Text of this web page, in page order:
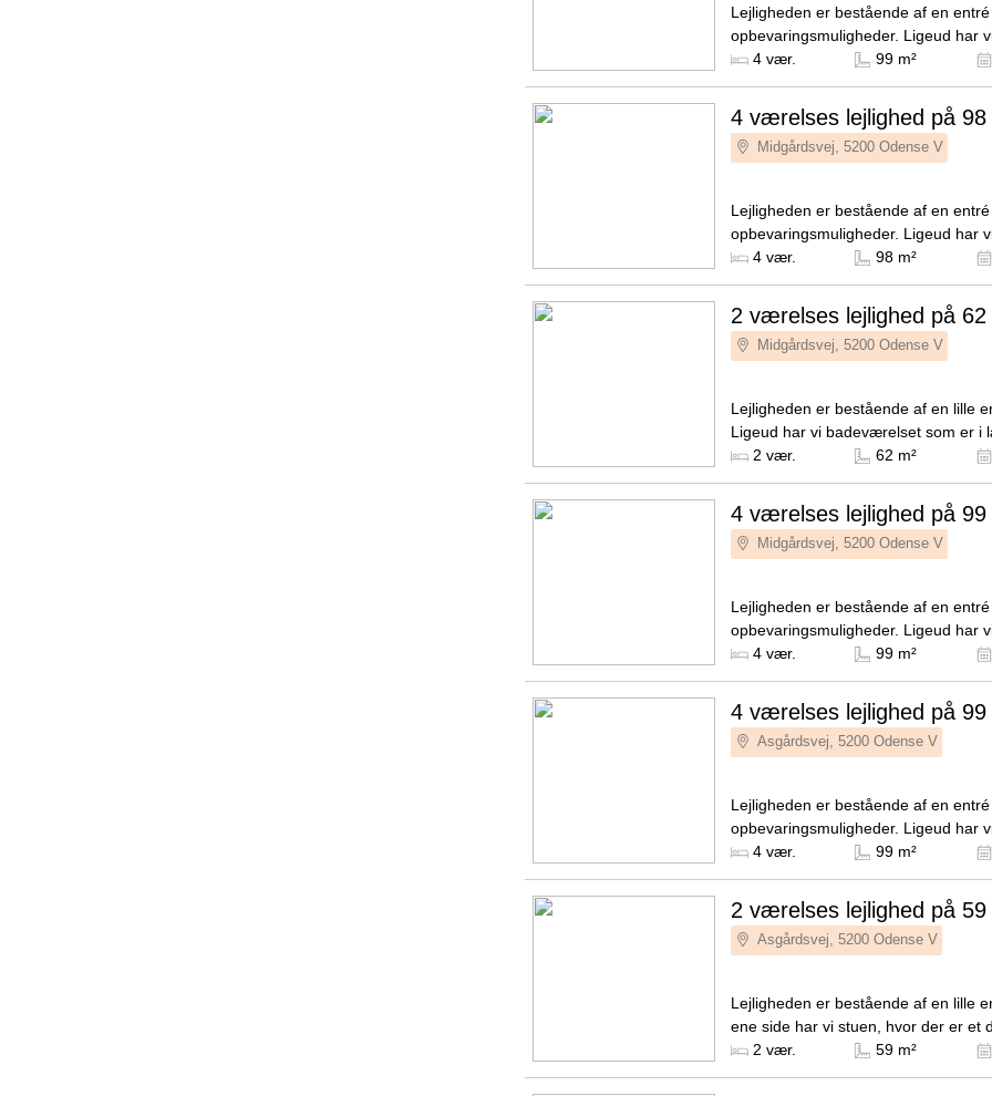
Lejligheden er bestående af en
opbevaringsmuligheder. Ligeud har
badeværelset som er i lækre og
elementer og med en vaskesøjle...
Kilde: NextKey
4 vær. 99 m²
4 værelses lejlighed på 98
Midgårdsvej, 5200 Odense V
Lejligheden er bestående af en
opbevaringsmuligheder. Ligeud har
badeværelset som er i lækre og
elementer og med en vaskesøjle...
Kilde: NextKey
4 vær. 98 m²
2 værelses lejlighed på 62
Midgårdsvej, 5200 Odense V
Lejligheden er bestående af en lille
Ligeud har vi badeværelset som er i
moderne elementer og med en
ene side har...
Kilde: NextKey
2 vær. 62 m²
4 værelses lejlighed på 99
Midgårdsvej, 5200 Odense V
Lejligheden er bestående af en
opbevaringsmuligheder. Ligeud har
badeværelset som er i lækre og
elementer og med en vaskesøjle...
Kilde: NextKey
4 vær. 99 m²
4 værelses lejlighed på 99
Asgårdsvej, 5200 Odense V
Lejligheden er bestående af en
opbevaringsmuligheder. Ligeud har
badeværelset som er i lækre og
elementer og med en vaskesøjle...
Kilde: NextKey
4 vær. 99 m²
2 værelses lejlighed på 59
Asgårdsvej, 5200 Odense V
Lejligheden er bestående af en lille
ene side har vi stuen, hvor der er et
moderne køkken med
et spisebord...
Kilde: NextKey
2 vær. 59 m²